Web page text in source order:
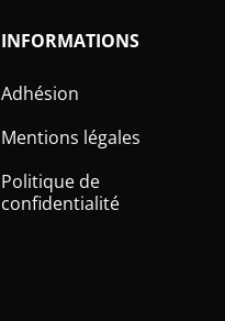
INFORMATIONS
Adhésion
Mentions légales
Politique de
confidentialité